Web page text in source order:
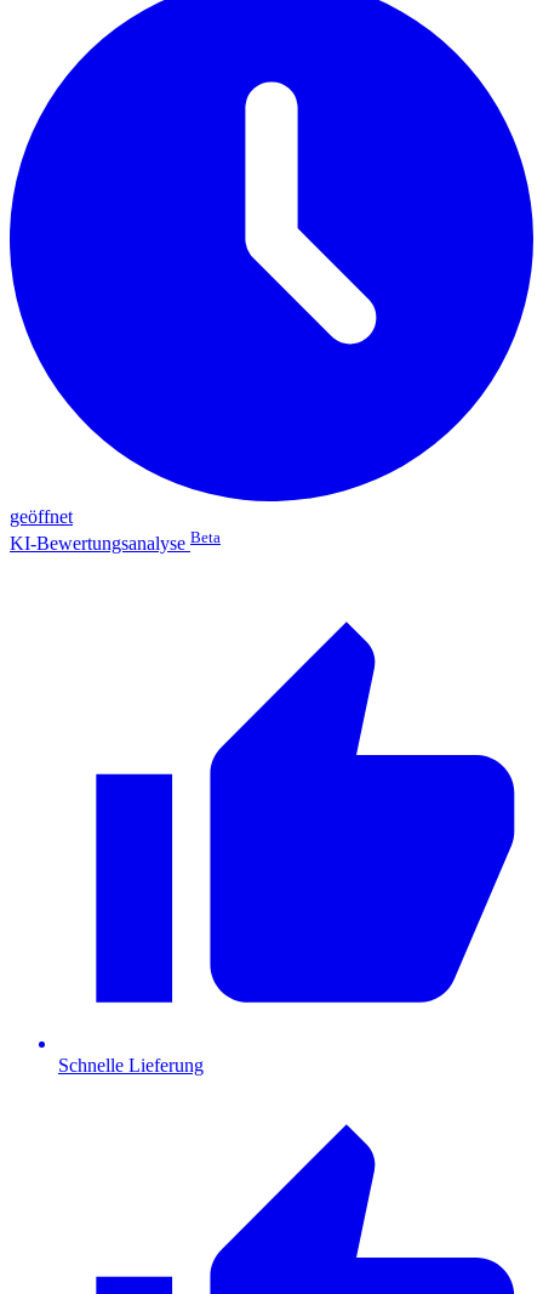
geöffnet
KI-Bewertungsanalyse Beta
Schnelle Lieferung